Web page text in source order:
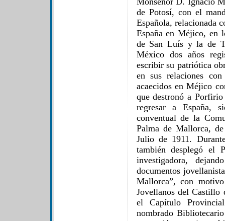
de Potosí, con el
Española, relacionada
España en Méjico, en
de San Luís y la de
México dos años
escribir su patriótica
en sus relaciones con
acaecidos en Méjico
que destronó a
regresar a España,
conventual de la
Palma de Mallorca,
Julio de 1911.
también desplegó el
investigadora,
documentos
Mallorca”, con
Jovellanos del
el Capítulo
nombrado